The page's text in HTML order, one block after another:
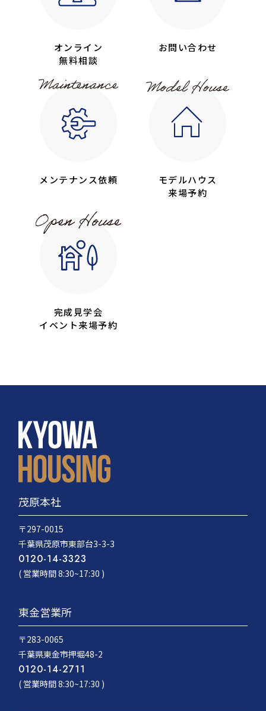
オンライン
無料相談
お問い合わせ
メンテナンス依頼
モデルハウス
来場予約
完成見学会
イベント来場予約
茂原本社
〒297-0015
千葉県茂原市東部台3-3-3
0120-14-3323
( 営業時間 8:30~17:30 )
東金営業所
〒283-0065
千葉県東金市押堀48-2
0120-14-2711
( 営業時間 8:30~17:30 )